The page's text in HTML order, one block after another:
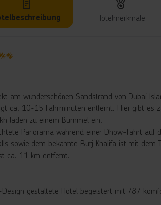
Hotelmerkmale
am wunderschönen Sandstrand von Dubai
ca. 10-15 Fahrminuten entfernt. Hier gibt es
laden zu einem Bummel ein.
Panorama während einer Dhow-Fahrt
sowie dem bekannte Burj Khalifa ist mit dem
ca. 11 km entfernt.
gestaltete Hotel begeistert mit 787